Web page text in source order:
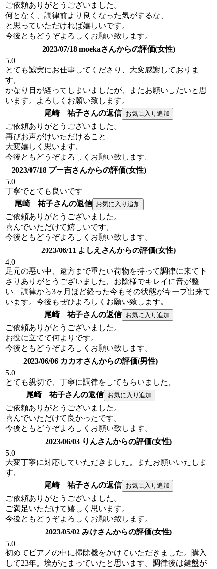
ご依頼ありがとうございました。
何となく、調律前より良くなった気がするな、
と思っていただければ嬉しいです。
今後ともどうぞよろしくお願い致します。
2023/07/18 moekaさんからの評価(女性)
5.0
とても誠実にお仕事してくださり、大変感謝しておりま
す。
かなり日が経ってしまいましたが、またお願いしたいと思
います。よろしくお願い致します。
尾崎 祐子さんの返信
ご依頼ありがとうございました。
再びお声がけいただけること、
大変嬉しく思います。
今後ともどうぞよろしくお願い致します。
2023/07/18 プー吉さんからの評価(女性)
5.0
丁寧でとても良いです
尾崎 祐子さんの返信
ご依頼ありがとうございました。
喜んでいただけて嬉しいです。
今後ともどうぞよろしくお願い致します。
2023/06/11 よしえさんからの評価(女性)
4.0
足元の悪い中、遠方まで重たい荷物を持って調律に来て下
さりありがとうございました。お陰様でキレイに音が整
い、調律から3ヶ月ほど経った今もその状態がキープ出来て
います。今後もぜひよろしくお願い致します。
尾崎 祐子さんの返信
ご依頼ありがとうございました。
お役に立てて何よりです。
今後ともどうぞよろしくお願い致します。
2023/06/06 カカオさんからの評価(男性)
5.0
とても親切で、丁寧に調律をしてもらいました。
尾崎 祐子さんの返信
ご依頼ありがとうございました。
喜んでいただけて良かったです。
今後ともどうぞよろしくお願い致します。
2023/06/03 りんさんからの評価(女性)
5.0
大変丁寧に対応していただきました。またお願いいたしま
す。
尾崎 祐子さんの返信
ご依頼ありがとうございました。
ご満足いただけて嬉しく思います。
今後ともどうぞよろしくお願い致します。
2023/05/02 みけさんからの評価(女性)
5.0
初めてピアノの中に掃除機をかけていただきました。購入
して23年。埃がたまっていたと思います。調律後は鍵盤が